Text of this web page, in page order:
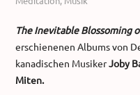
The Inevitable Blossoming
erschienenen Albums von
kanadischen MusikerJoby
Miten.